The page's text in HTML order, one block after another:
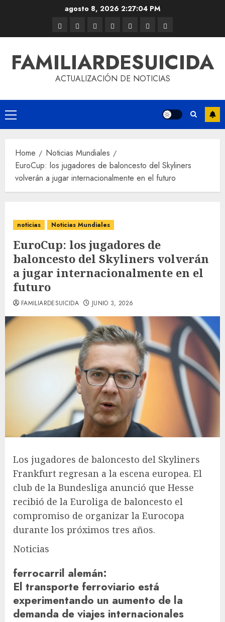
agosto 8, 2026 2:27:04 PM
FAMILIARDESUICIDA
ACTUALIZACIÓN DE NOTICIAS
Home
Noticias Mundiales
EuroCup: los jugadores de baloncesto del Skyliners
volverán a jugar internacionalmente en el futuro
noticias Noticias Mundiales
EuroCup: los jugadores de
baloncesto del Skyliners volverán
a jugar internacionalmente en el
futuro
FAMILIARDESUICIDA JUNIO 3, 2026
Los jugadores de baloncesto del Skyliners
Frankfurt regresan a la escena europea. El
club de la Bundesliga anunció que Hesse
recibió de la Euroliga de baloncesto el
compromiso de organizar la Eurocopa
durante los próximos tres años.
Noticias
ferrocarril alemán:
El transporte ferroviario está
experimentando un aumento de la
demanda de viajes internacionales